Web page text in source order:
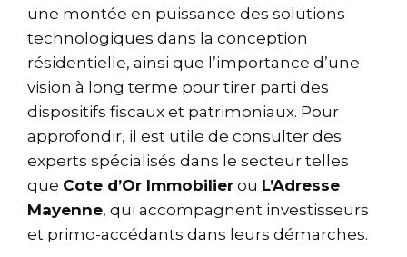
une montée en puissance des solutions
technologiques dans la conception
résidentielle, ainsi que l’importance d’une
vision à long terme pour tirer parti des
dispositifs fiscaux et patrimoniaux. Pour
approfondir, il est utile de consulter des
experts spécialisés dans le secteur telles
que Cote d’Or Immobilier ou L’Adresse
Mayenne, qui accompagnent investisseurs
et primo-accédants dans leurs démarches.